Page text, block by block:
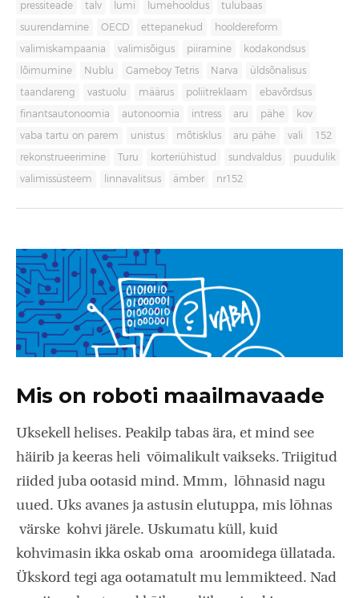
pressiteade talv lumi lumehooldus tulubaas
suurendamine OECD ettepanekud hooldereform
valimiskampaania valimisõigus piiramine kodakondsus
lõimumine Nublu Gameboy Tetris Narva üldsõnalisus
taandareng vastuolu määrus poliitreklaam ebavõrdsus
finantsautonoomia autonoomia intress aru pähe kov
vaba tartu on parem unistus mõtisklus aru pähe vali 152
rekonstrueerimine Turu korteriühistud sundvaldus puudulik
valimissüsteem linnavalitsus ämber nr152
Mis on roboti maailmavaade
Uksekell helises. Peakilp tabas ära, et mind see
häirib ja keeras heli võimalikult vaikseks. Triigitud
riided juba ootasid mind. Mmm, lõhnasid nagu
uued. Uks avanes ja astusin elutuppa, mis lõhnas
värske kohvi järele. Uskumatu küll, kuid
kohvimasin ikka oskab oma aroomidega üllatada.
Ükskord tegi aga ootamatult mu lemmikteed. Nad